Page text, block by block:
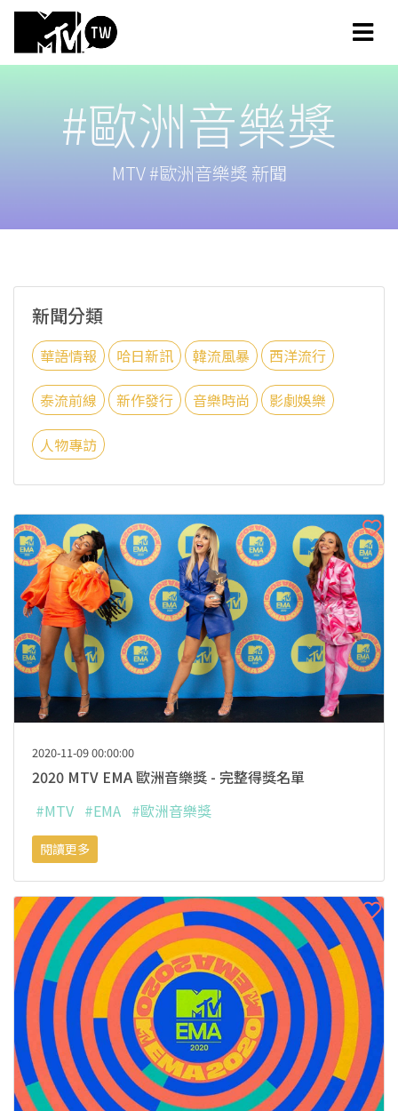
#歐洲音樂獎
MTV #歐洲音樂獎 新聞
新聞分類
華語情報 哈日新訊 韓流風暴 西洋流行
泰流前線 新作發行 音樂時尚 影劇娛樂
人物專訪
2020-11-09 00:00:00
2020 MTV EMA 歐洲音樂獎 - 完整得獎名單
#MTV #EMA #歐洲音樂獎
閱讀更多